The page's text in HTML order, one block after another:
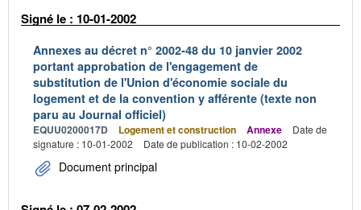
Signé le : 10-01-2002
Annexes au décret n° 2002-48 du 10 janvier 2002
portant approbation de l'engagement de
substitution de l'Union d'économie sociale du
logement et de la convention y afférente (texte non
paru au Journal officiel)
EQUU0200017D Logement et construction Annexe
Date de
signature : 10-01-2002
Date de publication : 10-02-2002
Document principal